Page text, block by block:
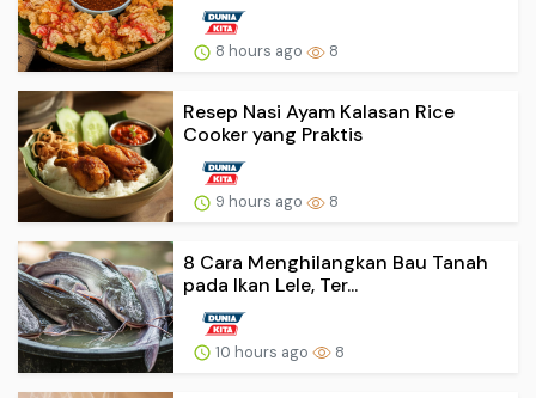
8 hours ago 8
Resep Nasi Ayam Kalasan Rice
Cooker yang Praktis
9 hours ago 8
8 Cara Menghilangkan Bau Tanah
pada Ikan Lele, Ter...
10 hours ago 8